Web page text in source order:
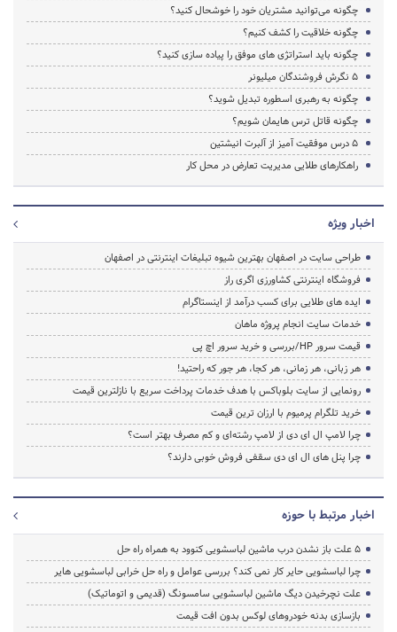
چگونه می‌توانید مشتریان خود را خوشحال کنید؟
چگونه خلاقیت را کشف کنیم؟
چگونه باید استراتژی های موفق را پیاده سازی کنید؟
۵ نگرش فروشندگان میلیونر
چگونه به رهبری اسطوره تبدیل شوید؟
چگونه قاتل ترس هایمان شویم؟
۵ درس موفقیت آمیز از آلبرت انیشتین
راهکارهای طلایی مدیریت تعارض در محل کار
اخبار ویژه
طراحی سایت در اصفهان بهترین شیوه تبلیغات اینترنتی در اصفهان
فروشگاه اینترنتی کشاورزی اگری راز
ایده های طلایی برای کسب درآمد از اینستاگرام
خدمات سایت انجام پروژه ماهان
قیمت سرور HP/بررسی و خرید سرور اچ پی
هر زبانی، هر زمانی، هر کجا، هر جور که راحتید!
رونمایی از سایت بلوباکس با هدف خدمات پرداخت سریع با نازلترین قیمت
خرید تلگرام پرمیوم با ارزان ترین قیمت
چرا لامپ ال ای دی از لامپ رشته‌ای و کم مصرف بهتر است؟
چرا پنل های ال ای دی سقفی فروش خوبی دارند؟
اخبار مرتبط با حوزه
5 علت باز نشدن درب ماشین لباسشویی کنوود به همراه راه حل
چرا لباسشویی حایر کار نمی کند؟ بررسی عوامل و راه حل خرابی لباسشویی هایر
علت نچرخیدن دیگ ماشین لباسشویی سامسونگ (قدیمی و اتوماتیک)
بازسازی بدنه خودروهای لوکس بدون افت قیمت